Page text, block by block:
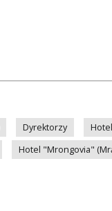
Dyrektorzy
Hotel "Mrongovia"